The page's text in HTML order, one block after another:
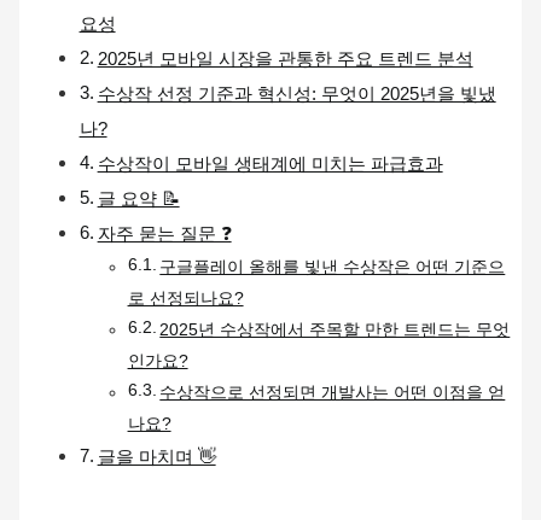
요성
2025년 모바일 시장을 관통한 주요 트렌드 분석
수상작 선정 기준과 혁신성: 무엇이 2025년을 빛냈
나?
수상작이 모바일 생태계에 미치는 파급효과
글 요약 📝
자주 묻는 질문 ❓
구글플레이 올해를 빛낸 수상작은 어떤 기준으
로 선정되나요?
2025년 수상작에서 주목할 만한 트렌드는 무엇
인가요?
수상작으로 선정되면 개발사는 어떤 이점을 얻
나요?
글을 마치며 👋